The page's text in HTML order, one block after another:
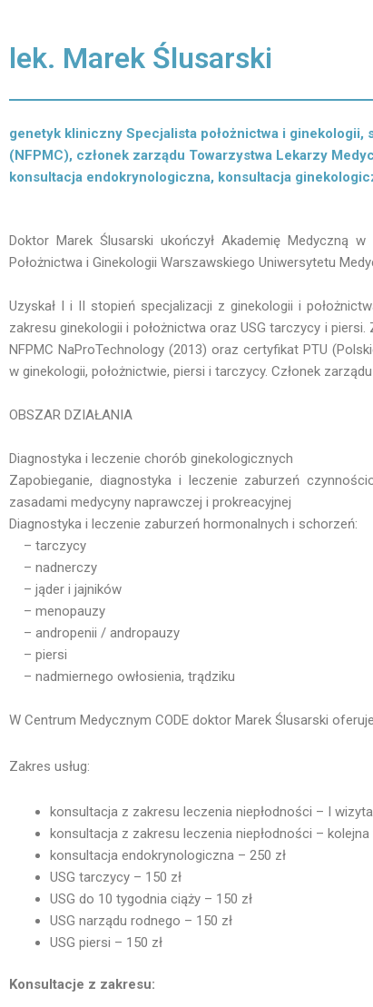
lek. Marek Ślusarski
genetyk kliniczny Specjalista położnictwa i
(NFPMC), członek zarządu Towarzystwa Lekarzy
konsultacja endokrynologiczna, konsultacja
Doktor Marek Ślusarski ukończył Akademię Medyczną
Położnictwa i Ginekologii Warszawskiego Uniwersytetu
Uzyskał I i II stopień specjalizacji z ginekologii i
zakresu ginekologii i położnictwa oraz USG tarczycy i
NFPMC NaProTechnology (2013) oraz certyfikat PTU
w ginekologii, położnictwie, piersi i tarczycy. Członek
OBSZAR DZIAŁANIA
Diagnostyka i leczenie chorób ginekologicznych
Zapobieganie, diagnostyka i leczenie zaburzeń
zasadami medycyny naprawczej i prokreacyjnej
Diagnostyka i leczenie zaburzeń hormonalnych i schorzeń:
– tarczycy
– nadnerczy
– jąder i jajników
– menopauzy
– andropenii / andropauzy
– piersi
– nadmiernego owłosienia, trądziku
W Centrum Medycznym CODE doktor Marek Ślusarski
Zakres usług:
konsultacja z zakresu leczenia niepłodności – I
konsultacja z zakresu leczenia niepłodności – kolejna
konsultacja endokrynologiczna – 250 zł
USG tarczycy – 150 zł
USG do 10 tygodnia ciąży – 150 zł
USG narządu rodnego – 150 zł
USG piersi – 150 zł
Konsultacje z zakresu: